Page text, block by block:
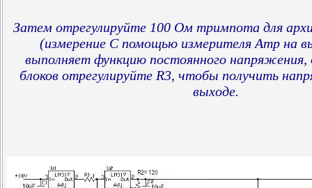
Затем отрегулируйте 100 Ом тримпота для
(измерение С помощью измерителя Amp на
выполняет функцию постоянного напряжения,
блоков отрегулируйте R3, чтобы получить
выходе.